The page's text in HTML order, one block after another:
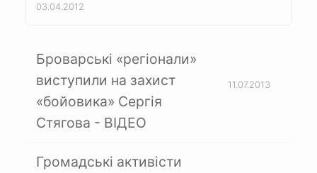
03.04.2012
Броварські «регіонали»
виступили на захист
«бойовика» Сергія
Стягова - ВІДЕО
11.07.2013
Громадські активісти